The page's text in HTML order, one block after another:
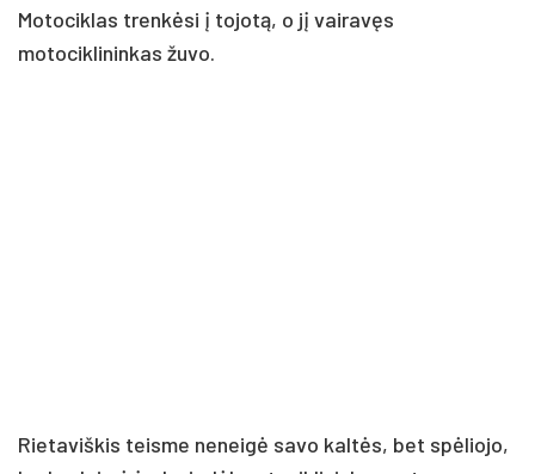
Motociklas trenkėsi į tojotą, o jį vairavęs
motociklininkas žuvo.
Rietaviškis teisme neneigė savo kaltės, bet spėliojo,